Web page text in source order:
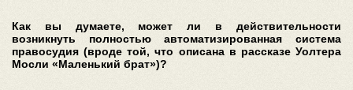
Как вы думаете, может ли в действительности
возникнуть полностью автоматизированная система
правосудия (вроде той, что описана в рассказе Уолтера
Мосли «Маленький брат»)?